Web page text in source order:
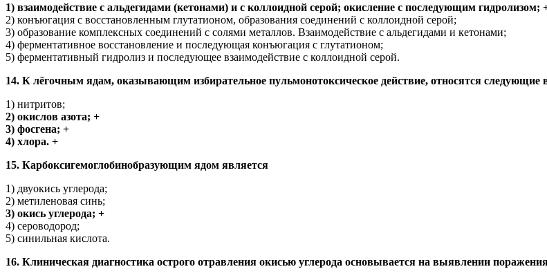
1) взаимодействие с альдегидами (кетонами) и с коллоидной серой; окисление с последующим гидролизом;
2) конъюгация с восстановленным глутатионом, образования соединений с коллоидной серой;
3) образование комплексных соединений с солями металлов. Взаимодействие с альдегидами и кетонами;
4) ферментативное восстановление и последующая конъюгация с глутатионом;
5) ферментативный гидролиз и последующее взаимодействие с коллоидной серой.
14. К лёгочным ядам, оказывающим избирательное пульмонотоксическое действие, относятся следующие
1) нитритов;
2) окислов азота; +
3) фосгена; +
4) хлора. +
15. Карбоксигемоглобинобразующим ядом является
1) двуокись углерода;
2) метиленовая синь;
3) окись углерода; +
4) сероводород;
5) синильная кислота.
16. Клиническая диагностика острого отравления окисью углерода основывается на выявлении